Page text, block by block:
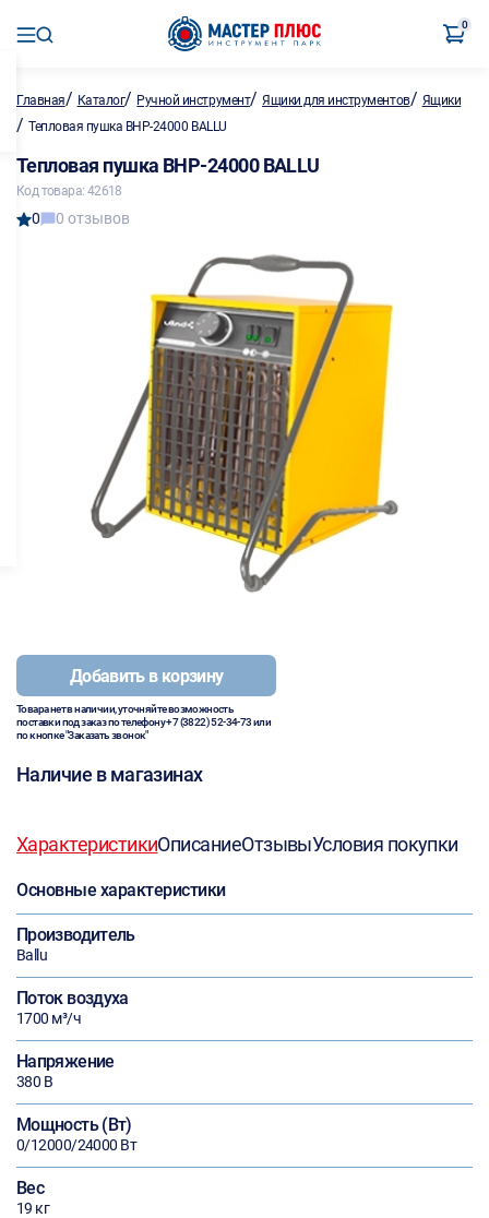
0
Главная/ Каталог/ Ручной инструмент/Ящики для инструментов/ Ящики
/ Тепловая пушка BHP-24000 BALLU
Тепловая пушка BHP-24000 BALLU
Код товара: 42618
0 0 отзывов
Добавить в корзину
Товара нет в наличии, уточняйте возможность
поставки под заказ по телефону+7 (3822) 52-34-73или
по кнопке "Заказать звонок"
Наличие в магазинах
ХарактеристикиОписаниеОтзывыУсловия покупки
Основные характеристики
Производитель
Ballu
Поток воздуха
1700 м³/ч
Напряжение
380 В
Мощность (Вт)
0/12000/24000 Вт
Вес
19 кг